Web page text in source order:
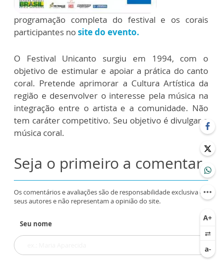
programação completa do festival e os corais
participantes nosite do evento.
O Festival Unicanto surgiu em 1994, com o
objetivo de estimular e apoiar a prática do canto
coral. Pretende aprimorar a Cultura Artística da
região e desenvolver o interesse pela música na
integração entre o artista e a comunidade. Não
tem caráter competitivo. Seu objetivo é divulgar a
música coral.
Seja o primeiro a comentar
Os comentários e avaliações são de responsabilidade exclusiva de
seus autores e não representam a opinião do site.
Seu nome